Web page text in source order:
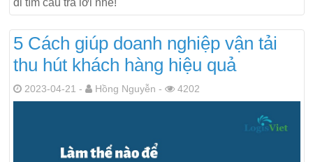
đi tìm câu trả lời nhé!
5 Cách giúp doanh nghiệp vận tải
thu hút khách hàng hiệu quả
2023-04-21 - Hồng Nguyễn - 4202